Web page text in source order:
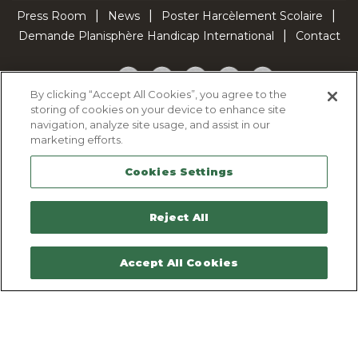
Press Room News
Poster Harcèlement Scolaire
Demande Planisphère Handicap International
Contact
Facebook
TwitterYouTubePinterestTikTok
Cookie Policy
Legal Notice
Sitemap
Contactez-nous
By clicking “Accept All Cookies”, you agree to the
storing of cookies on your device to enhance site
navigation, analyze site usage, and assist in our
marketing efforts.
Cookies Settings
Reject All
Accept All Cookies